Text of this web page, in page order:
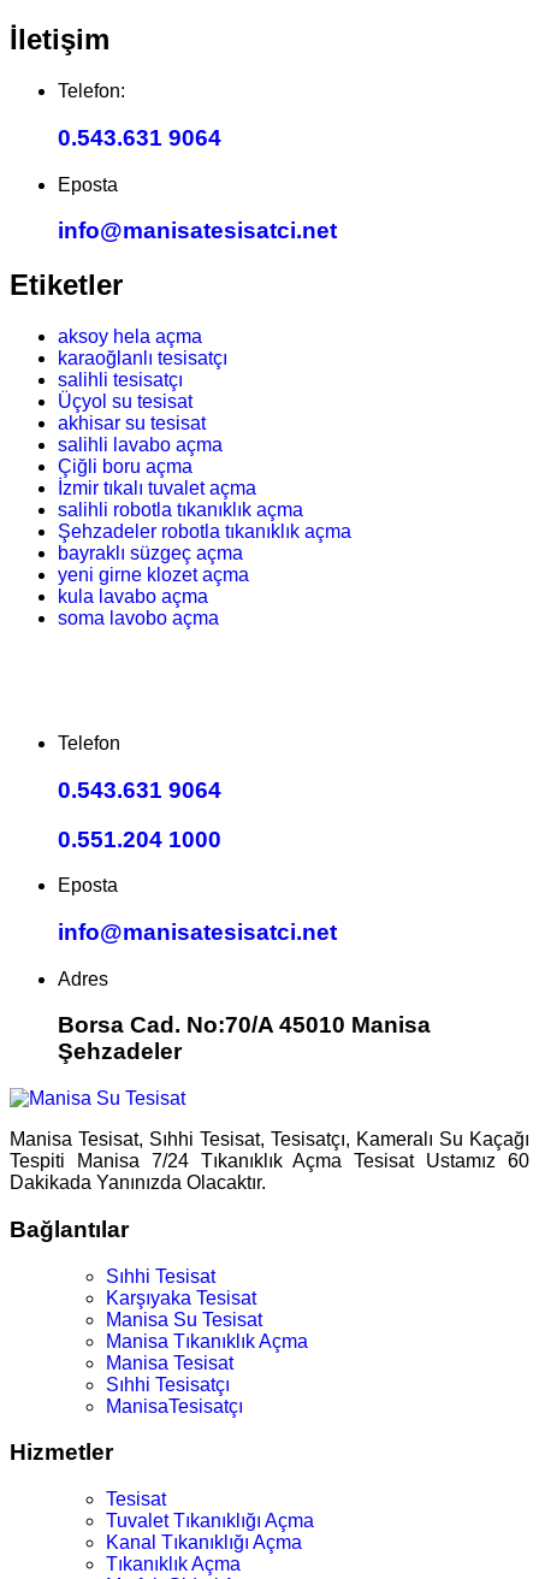
İletişim
Telefon:
0.543.631 9064
Eposta
info@manisatesisatci.net
Etiketler
aksoy hela açma
karaoğlanlı tesisatçı
salihli tesisatçı
Üçyol su tesisat
akhisar su tesisat
salihli lavabo açma
Çiğli boru açma
İzmir tıkalı tuvalet açma
salihli robotla tıkanıklık açma
Şehzadeler robotla tıkanıklık açma
bayraklı süzgeç açma
yeni girne klozet açma
kula lavabo açma
soma lavobo açma
Telefon
0.543.631 9064
0.551.204 1000
Eposta
info@manisatesisatci.net
Adres
Borsa Cad. No:70/A 45010 Manisa
Şehzadeler
Manisa Tesisat, Sıhhi Tesisat, Tesisatçı, Kameralı Su Kaçağı
Tespiti Manisa 7/24 Tıkanıklık Açma Tesisat Ustamız 60
Dakikada Yanınızda Olacaktır.
Bağlantılar
Sıhhi Tesisat
Karşıyaka Tesisat
Manisa Su Tesisat
Manisa Tıkanıklık Açma
Manisa Tesisat
Sıhhi Tesisatçı
ManisaTesisatçı
Hizmetler
Tesisat
Tuvalet Tıkanıklığı Açma
Kanal Tıkanıklığı Açma
Tıkanıklık Açma